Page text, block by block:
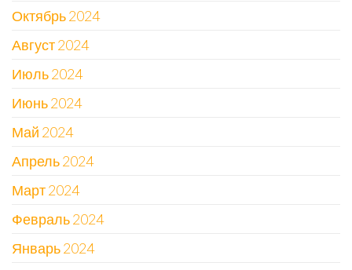
Октябрь 2024
Август 2024
Июль 2024
Июнь 2024
Май 2024
Апрель 2024
Март 2024
Февраль 2024
Январь 2024